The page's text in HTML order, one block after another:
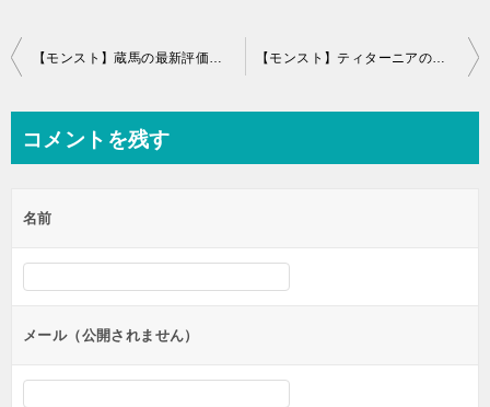
投
ビ
ー
シ
ン
【モンスト】蔵馬の最新評価とわくわくの実！進化と神化どっち？(くらま) 【モンスト】ティターニアの評価！わくわくの実と適正クエスト
コメントを残す
名前
メール（公開されません）